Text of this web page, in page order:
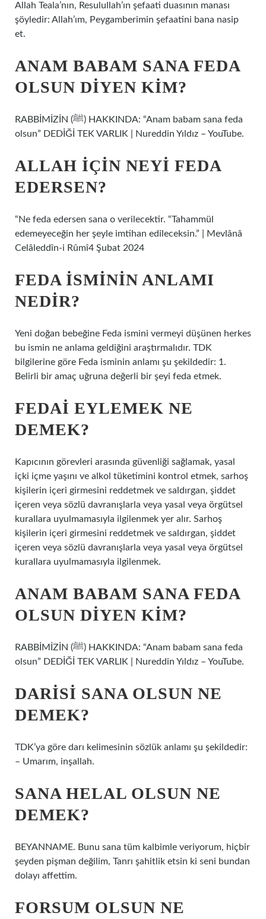
Allah Teala’nın, Resulullah’ın şefaati duasının manası
şöyledir: Allah’ım, Peygamberimin şefaatini bana nasip
et.
ANAM BABAM SANA FEDA
OLSUN DIYEN KIM?
RABBİMİZİN (ﷺ) HAKKINDA: “Anam babam sana feda
olsun” DEDİĞİ TEK VARLIK | Nureddin Yıldız – YouTube.
ALLAH IÇIN NEYI FEDA
EDERSEN?
“Ne feda edersen sana o verilecektir. “Tahammül
edemeyeceğin her şeyle imtihan edileceksin.” | Mevlânâ
Celâleddîn-i Rûmî4 Şubat 2024
FEDA ISMININ ANLAMI
NEDIR?
Yeni doğan bebeğine Feda ismini vermeyi düşünen herkes
bu ismin ne anlama geldiğini araştırmalıdır. TDK
bilgilerine göre Feda isminin anlamı şu şekildedir: 1.
Belirli bir amaç uğruna değerli bir şeyi feda etmek.
FEDAI EYLEMEK NE
DEMEK?
Kapıcının görevleri arasında güvenliği sağlamak, yasal
içki içme yaşını ve alkol tüketimini kontrol etmek, sarhoş
kişilerin içeri girmesini reddetmek ve saldırgan, şiddet
içeren veya sözlü davranışlarla veya yasal veya örgütsel
kurallara uyulmamasıyla ilgilenmek yer alır. Sarhoş
kişilerin içeri girmesini reddetmek ve saldırgan, şiddet
içeren veya sözlü davranışlarla veya yasal veya örgütsel
kurallara uyulmamasıyla ilgilenmek.
ANAM BABAM SANA FEDA
OLSUN DIYEN KIM?
RABBİMİZİN (ﷺ) HAKKINDA: “Anam babam sana feda
olsun” DEDİĞİ TEK VARLIK | Nureddin Yıldız – YouTube.
DARISI SANA OLSUN NE
DEMEK?
TDK’ya göre darı kelimesinin sözlük anlamı şu şekildedir:
– Umarım, inşallah.
SANA HELAL OLSUN NE
DEMEK?
BEYANNAME. Bunu sana tüm kalbimle veriyorum, hiçbir
şeyden pişman değilim, Tanrı şahitlik etsin ki seni bundan
dolayı affettim.
FORSUM OLSUN NE